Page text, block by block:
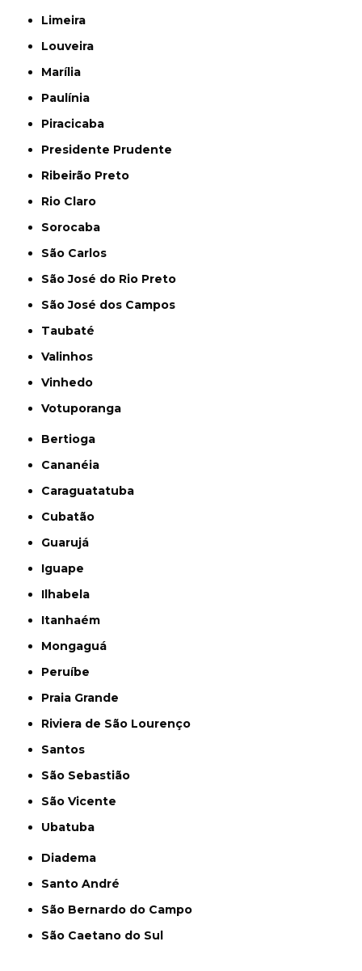
Limeira
Louveira
Marília
Paulínia
Piracicaba
Presidente Prudente
Ribeirão Preto
Rio Claro
Sorocaba
São Carlos
São José do Rio Preto
São José dos Campos
Taubaté
Valinhos
Vinhedo
Votuporanga
Bertioga
Cananéia
Caraguatatuba
Cubatão
Guarujá
Iguape
Ilhabela
Itanhaém
Mongaguá
Peruíbe
Praia Grande
Riviera de São Lourenço
Santos
São Sebastião
São Vicente
Ubatuba
Diadema
Santo André
São Bernardo do Campo
São Caetano do Sul